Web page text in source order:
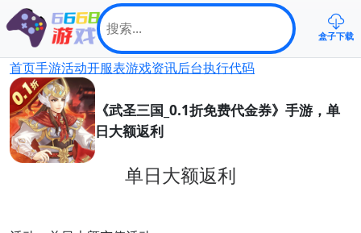
盒子下载
首页手游活动开服表游戏资讯后台执行代码
《武圣三国_0.1折免费代金券》手游，单
日大额返利
单日大额返利